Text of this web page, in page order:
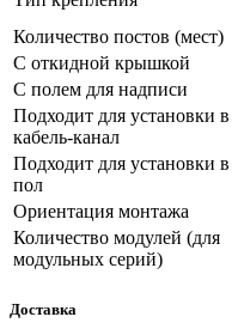
Количество постов (мест)
С откидной крышкой
С полем для надписи
Подходит для установки в
кабель-канал
Подходит для установки в
пол
Ориентация монтажа
Количество модулей (для
модульных серий)
Доставка